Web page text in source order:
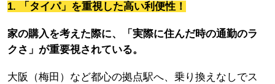
1. 「タイパ」を重視した高い利便性！
家の購入を考えた際に、「実際に住んだ時の通勤のラ
クさ」が重要視されている。
大阪（梅田）など都心の拠点駅へ、乗り換えなしでス